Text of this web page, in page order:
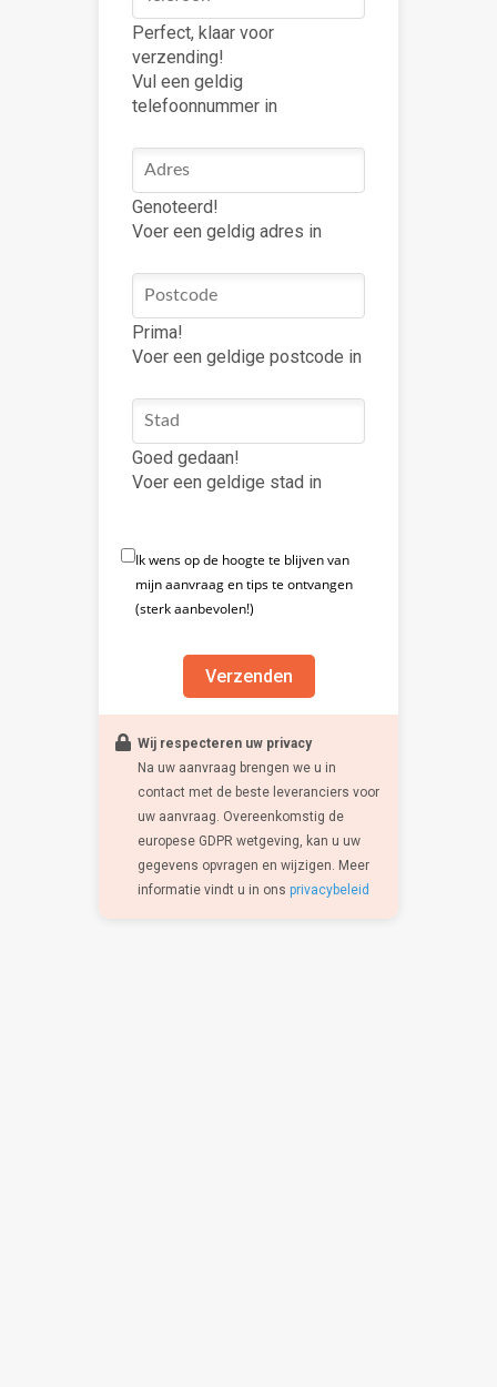
Perfect, klaar voor
verzending!
Vul een geldig
telefoonnummer in
Genoteerd!
Voer een geldig adres in
Prima!
Voer een geldige postcode in
Goed gedaan!
Voer een geldige stad in
Ik wens op de hoogte te blijven van
mijn aanvraag en tips te ontvangen
(sterk aanbevolen!)
Verzenden
Wij respecteren uw privacy
Na uw aanvraag brengen we u in
contact met de beste leveranciers voor
uw aanvraag. Overeenkomstig de
europese GDPR wetgeving, kan u uw
gegevens opvragen en wijzigen. Meer
informatie vindt u in ons privacybeleid